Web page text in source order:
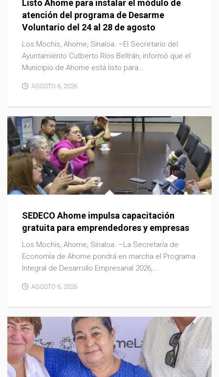
Listo Ahome para instalar el módulo de
atención del programa de Desarme
Voluntario del 24 al 28 de agosto
Los Mochis, Ahome, Sinaloa. –El Secretario del
Ayuntamiento Cutberto Ríos Beltrán, informó que el
Municipio de Ahome está listo para...
AGOSTO 6, 2026
SEDECO Ahome impulsa capacitación
gratuita para emprendedores y empresas
Los Mochis, Ahome, Sinaloa. –La Secretaría de
Economía de Ahome pondrá en marcha el Programa
Integral de Desarrollo Empresarial 2026,...
AGOSTO 6, 2026